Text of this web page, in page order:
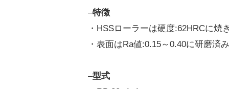
–特徴
・HSSローラーは硬度:62HRCに焼
・表面はRa値:0.15～0.40に研磨済み
–型式